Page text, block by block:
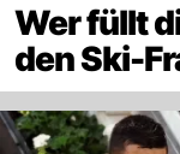
Wer füllt
den Ski-